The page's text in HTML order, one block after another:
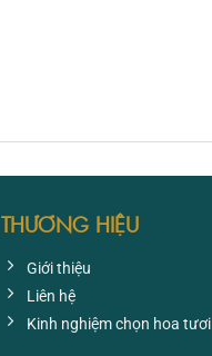
THƯƠNG HIỆU
Giới thiệu
Liên hệ
Kinh nghiệm chọn hoa tươi